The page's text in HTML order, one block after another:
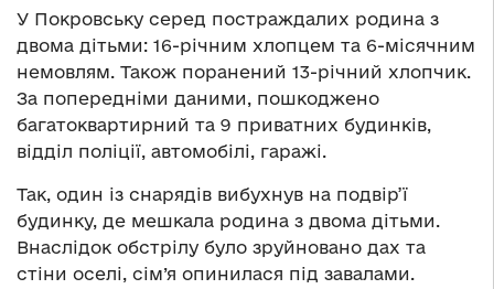
У Покровську серед постраждалих родина з
двома дітьми: 16-річним хлопцем та 6-місячним
немовлям. Також поранений 13-річний хлопчик.
За попередніми даними, пошкоджено
багатоквартирний та 9 приватних будинків,
відділ поліції, автомобілі, гаражі.
Так, один із снарядів вибухнув на подвір’ї
будинку, де мешкала родина з двома дітьми.
Внаслідок обстрілу було зруйновано дах та
стіни оселі, сім’я опинилася під завалами.